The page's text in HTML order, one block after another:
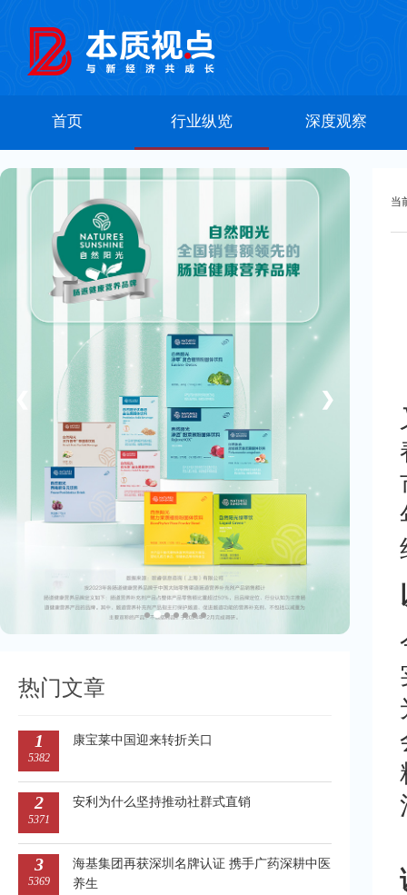
首页 行业纵览 深度观察
❯
热门文章
1
5382
康宝莱中国迎来转折关口
2
5371
安利为什么坚持推动社群式直销
3
5369
海基集团再获深圳名牌认证 携手广药深耕中医
养生
当